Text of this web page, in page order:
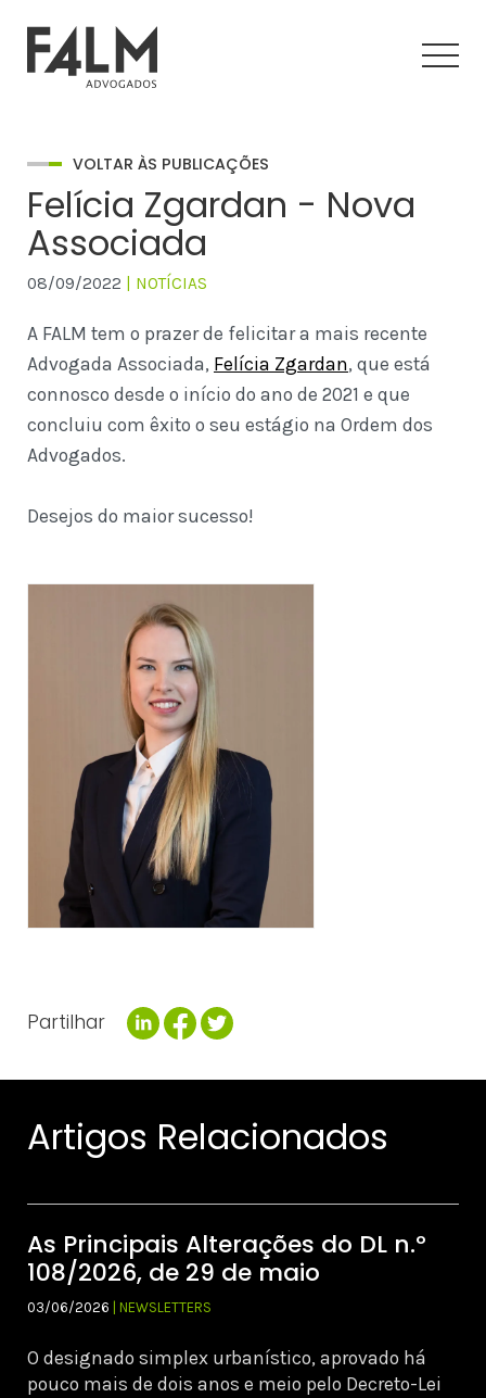
VOLTAR ÀS PUBLICAÇÕES
Felícia Zgardan - Nova
Associada
08/09/2022 | NOTÍCIAS
A FALM tem o prazer de felicitar a mais recente
Advogada Associada, Felícia Zgardan, que está
connosco desde o início do ano de 2021 e que
concluiu com êxito o seu estágio na Ordem dos
Advogados.
Desejos do maior sucesso!
Partilhar
Artigos Relacionados
As Principais Alterações do DL n.º
108/2026, de 29 de maio
03/06/2026 | NEWSLETTERS
O designado simplex urbanístico, aprovado há
pouco mais de dois anos e meio pelo Decreto-Lei